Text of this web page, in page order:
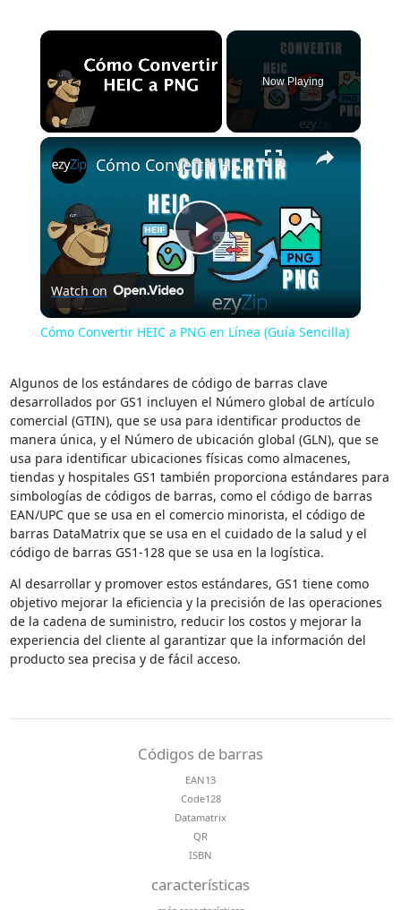
×
Now Playing
×
Play
Video
Cómo Convertir HEIC a PNG en Línea (Guía Sencilla)
Watch on
Cómo Convertir HEIC a PNG en Línea (Guía Sencilla)
Algunos de los estándares de código de barras clave
desarrollados por GS1 incluyen el Número global de artículo
comercial (GTIN), que se usa para identificar productos de
manera única, y el Número de ubicación global (GLN), que se
usa para identificar ubicaciones físicas como almacenes,
tiendas y hospitales GS1 también proporciona estándares para
simbologías de códigos de barras, como el código de barras
EAN/UPC que se usa en el comercio minorista, el código de
barras DataMatrix que se usa en el cuidado de la salud y el
código de barras GS1-128 que se usa en la logística.
Al desarrollar y promover estos estándares, GS1 tiene como
objetivo mejorar la eficiencia y la precisión de las operaciones
de la cadena de suministro, reducir los costos y mejorar la
experiencia del cliente al garantizar que la información del
producto sea precisa y de fácil acceso.
Códigos de barras
EAN13
Code128
Datamatrix
QR
ISBN
características